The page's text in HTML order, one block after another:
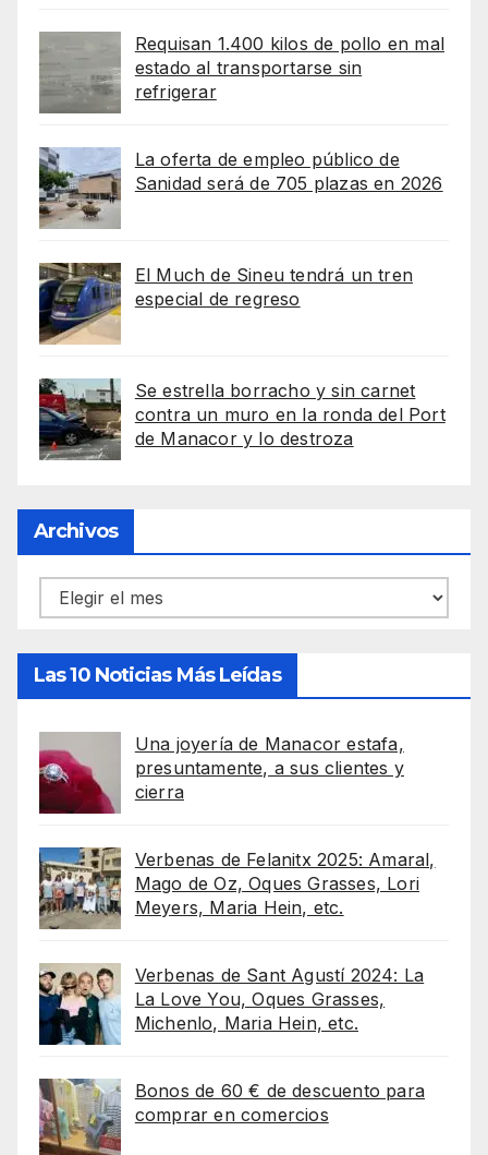
Requisan 1.400 kilos de pollo en mal
estado al transportarse sin
refrigerar
La oferta de empleo público de
Sanidad será de 705 plazas en 2026
El Much de Sineu tendrá un tren
especial de regreso
Se estrella borracho y sin carnet
contra un muro en la ronda del Port
de Manacor y lo destroza
Archivos
Archivos
Las 10 Noticias Más Leídas
Una joyería de Manacor estafa,
presuntamente, a sus clientes y
cierra
Verbenas de Felanitx 2025: Amaral,
Mago de Oz, Oques Grasses, Lori
Meyers, Maria Hein, etc.
Verbenas de Sant Agustí 2024: La
La Love You, Oques Grasses,
Michenlo, Maria Hein, etc.
Bonos de 60 € de descuento para
comprar en comercios